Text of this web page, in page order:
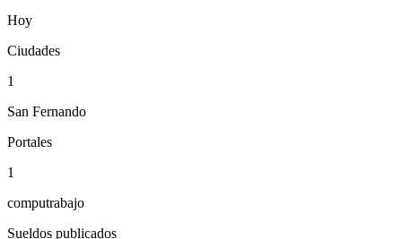
Hoy
Ciudades
1
San Fernando
Portales
1
computrabajo
Sueldos publicados